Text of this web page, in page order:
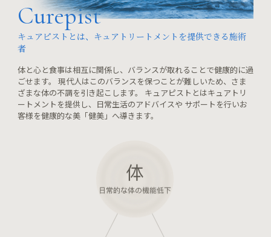
Curepist
キュアピストとは、キュアトリートメントを提供できる施術
者
体と心と食事は相互に関係し、バランスが取れることで健康的に過
ごせます。 現代人はこのバランスを保つことが難しいため、さま
ざまな体の不調を引き起こします。 キュアピストとはキュアトリ
ートメントを提供し、日常生活のアドバイスや サポートを行いお
客様を健康的な美「健美」へ導きます。